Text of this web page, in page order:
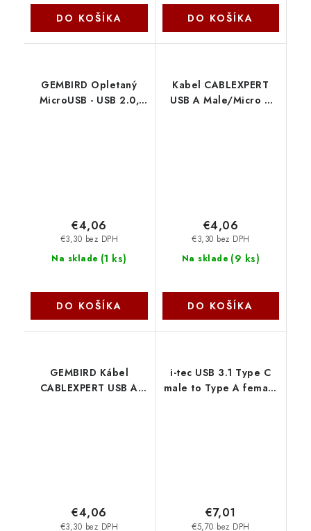
DO KOŠÍKA DO KOŠÍKA
GEMBIRD Opletaný
MicroUSB - USB 2.0,
Na sklade (1 ks)
€3,30 bez DPH
€4,06
DO KOŠÍKA
Kabel CABLEXPERT
USB A Male/Micro B
Na sklade (9 ks)
€3,30 bez DPH
€4,06
DO KOŠÍKA
GEMBIRD Kábel
CABLEXPERT USB A
€3,30 bez DPH
€4,06
i-tec USB 3.1 Type C
male to Type A female
€5,70 bez DPH
€7,01